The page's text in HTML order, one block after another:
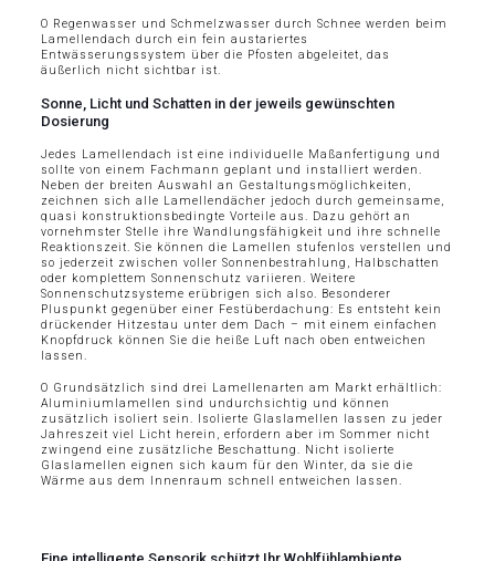
O Regenwasser und Schmelzwasser durch Schnee werden beim
Lamellendach durch ein fein austariertes
Entwässerungssystem über die Pfosten abgeleitet, das
äußerlich nicht sichtbar ist.
Sonne, Licht und Schatten in der jeweils gewünschten
Dosierung
Jedes Lamellendach ist eine individuelle Maßanfertigung und
sollte von einem Fachmann geplant und installiert werden.
Neben der breiten Auswahl an Gestaltungsmöglichkeiten,
zeichnen sich alle Lamellendächer jedoch durch gemeinsame,
quasi konstruktionsbedingte Vorteile aus. Dazu gehört an
vornehmster Stelle ihre Wandlungsfähigkeit und ihre schnelle
Reaktionszeit. Sie können die Lamellen stufenlos verstellen und
so jederzeit zwischen voller Sonnenbestrahlung, Halbschatten
oder komplettem Sonnenschutz variieren. Weitere
Sonnenschutzsysteme erübrigen sich also. Besonderer
Pluspunkt gegenüber einer Festüberdachung: Es entsteht kein
drückender Hitzestau unter dem Dach – mit einem einfachen
Knopfdruck können Sie die heiße Luft nach oben entweichen
lassen.
O Grundsätzlich sind drei Lamellenarten am Markt erhältlich:
Aluminiumlamellen sind undurchsichtig und können
zusätzlich isoliert sein. Isolierte Glaslamellen lassen zu jeder
Jahreszeit viel Licht herein, erfordern aber im Sommer nicht
zwingend eine zusätzliche Beschattung. Nicht isolierte
Glaslamellen eignen sich kaum für den Winter, da sie die
Wärme aus dem Innenraum schnell entweichen lassen.